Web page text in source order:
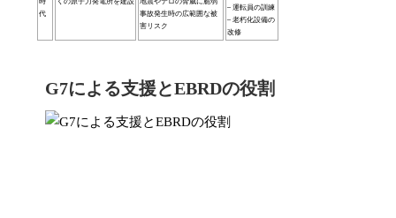
代
事故発生時の広範囲な被
害リスク
– 運転員の訓練
– 老朽化設備の
改修
G7による支援とEBRDの役割